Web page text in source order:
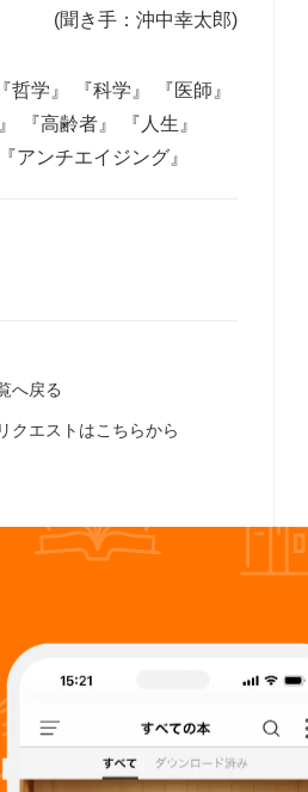
(聞き手：沖中幸太郎)
『哲学』 『科学』
『医師』
『高齢者』
『人生』
『アンチエイジング』
へ戻る
クエストはこちらから